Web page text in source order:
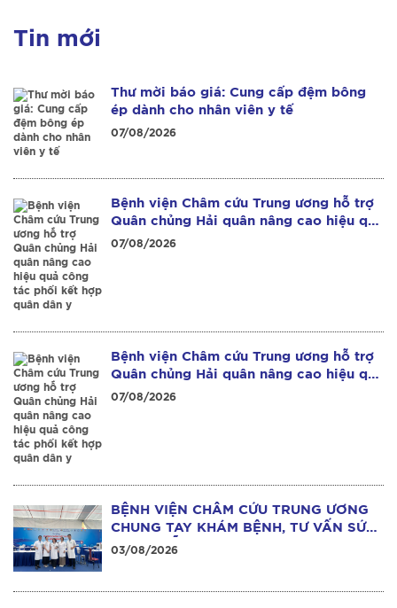
Tin mới
Thư mời báo giá: Cung cấp đệm bông
ép dành cho nhân viên y tế
07/08/2026
Bệnh viện Châm cứu Trung ương hỗ trợ
Quân chủng Hải quân nâng cao hiệu quả
công tác phối kết hợp quân dân y
07/08/2026
Bệnh viện Châm cứu Trung ương hỗ trợ
Quân chủng Hải quân nâng cao hiệu quả
công tác phối kết hợp quân dân y
07/08/2026
BỆNH VIỆN CHÂM CỨU TRUNG ƯƠNG
CHUNG TAY KHÁM BỆNH, TƯ VẤN SỨC
KHỎE MIỄN PHÍ CHO HƠN 1.000 NGƯỜI
03/08/2026